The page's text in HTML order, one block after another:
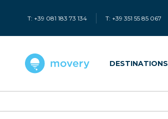
T: +39 081 183 73 134 T: +39 351 55 85 067
DESTINATIONS